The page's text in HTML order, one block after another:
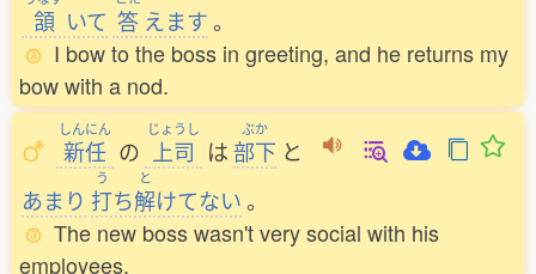
頷 いて 答 えます。
I bow to the boss in greeting, and he returns my
bow with a nod.
しんにん
新任 の
じょうし
上司 は
ぶか
部下 と
あまり
う
打ち
と
解けてない。
The new boss wasn't very social with his
employees.